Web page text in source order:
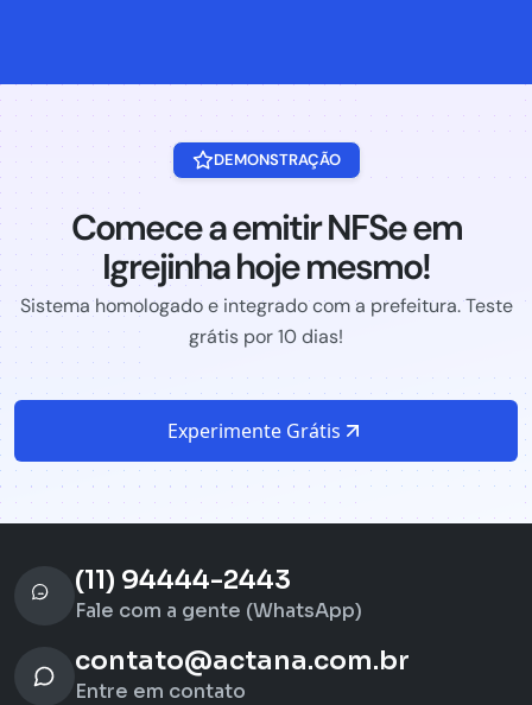
DEMONSTRAÇÃO
Comece a emitir NFSe em
Igrejinha hoje mesmo!
Sistema homologado e integrado com a prefeitura. Teste
grátis por 10 dias!
Experimente Grátis
(11) 94444-2443
Fale com a gente (WhatsApp)
contato@actana.com.br
Entre em contato